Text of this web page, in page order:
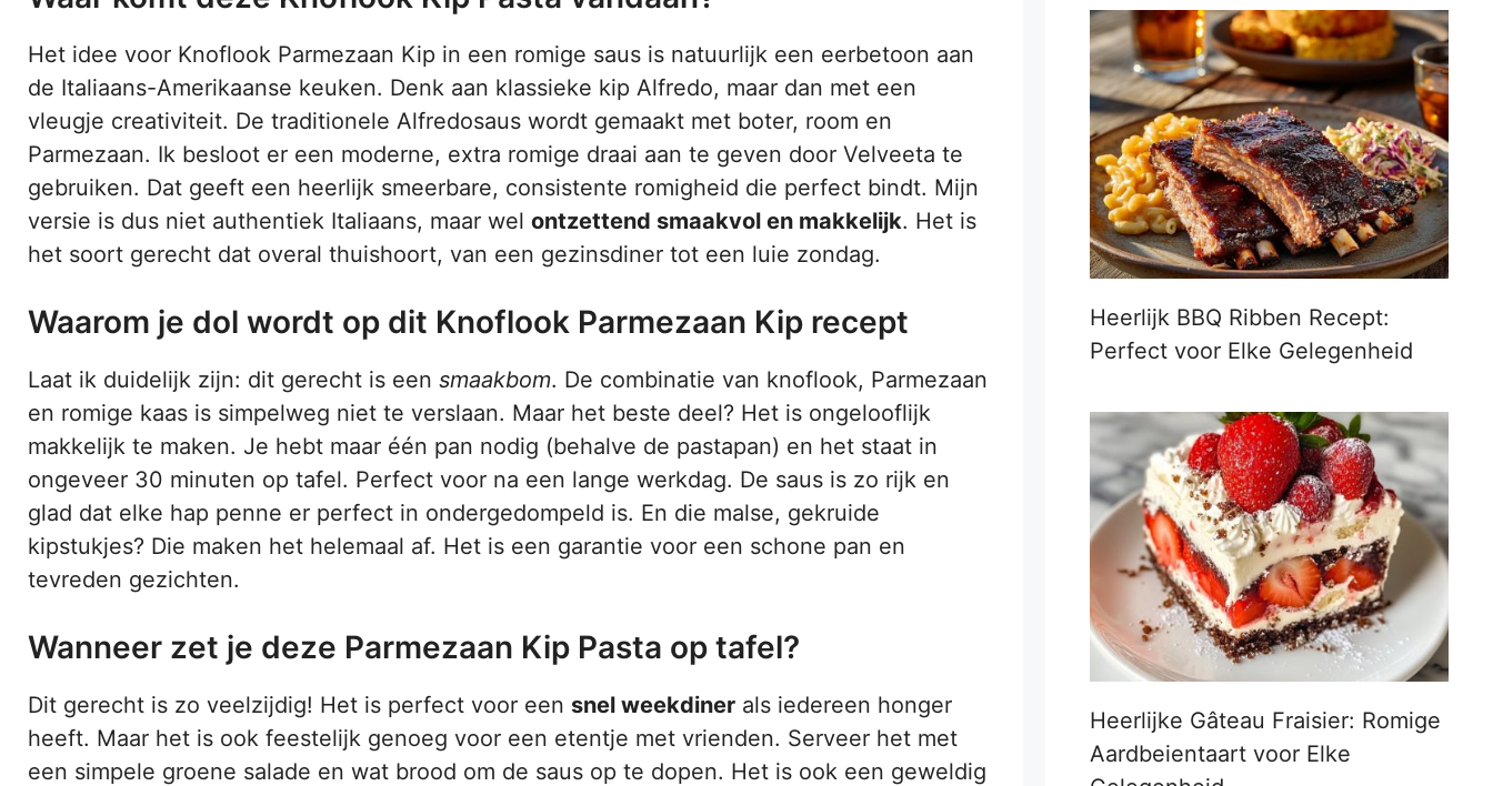
Het idee voor Knoflook Parmezaan Kip in een romige saus is natuurlijk een eerbetoon aan
de Italiaans-Amerikaanse keuken. Denk aan klassieke kip Alfredo, maar dan met een
vleugje creativiteit. De traditionele Alfredosaus wordt gemaakt met boter, room en
Parmezaan. Ik besloot er een moderne, extra romige draai aan te geven door Velveeta te
gebruiken. Dat geeft een heerlijk smeerbare, consistente romigheid die perfect bindt. Mijn
versie is dus niet authentiek Italiaans, maar wel ontzettend smaakvol en makkelijk. Het is
het soort gerecht dat overal thuishoort, van een gezinsdiner tot een luie zondag.
Waarom je dol wordt op dit Knoflook Parmezaan Kip recept
Laat ik duidelijk zijn: dit gerecht is een smaakbom. De combinatie van knoflook, Parmezaan
en romige kaas is simpelweg niet te verslaan. Maar het beste deel? Het is ongelooflijk
makkelijk te maken. Je hebt maar één pan nodig (behalve de pastapan) en het staat in
ongeveer 30 minuten op tafel. Perfect voor na een lange werkdag. De saus is zo rijk en
glad dat elke hap penne er perfect in ondergedompeld is. En die malse, gekruide
kipstukjes? Die maken het helemaal af. Het is een garantie voor een schone pan en
tevreden gezichten.
Wanneer zet je deze Parmezaan Kip Pasta op tafel?
Dit gerecht is zo veelzijdig! Het is perfect voor een snel weekdiner als iedereen honger
heeft. Maar het is ook feestelijk genoeg voor een etentje met vrienden. Serveer het met
een simpele groene salade en wat brood om de saus op te dopen. Het is ook een geweldig
Heerlijk BBQ Ribben Recept:
Perfect voor Elke Gelegenheid
Heerlijke Gâteau Fraisier: Romige
Aardbeientaart voor Elke